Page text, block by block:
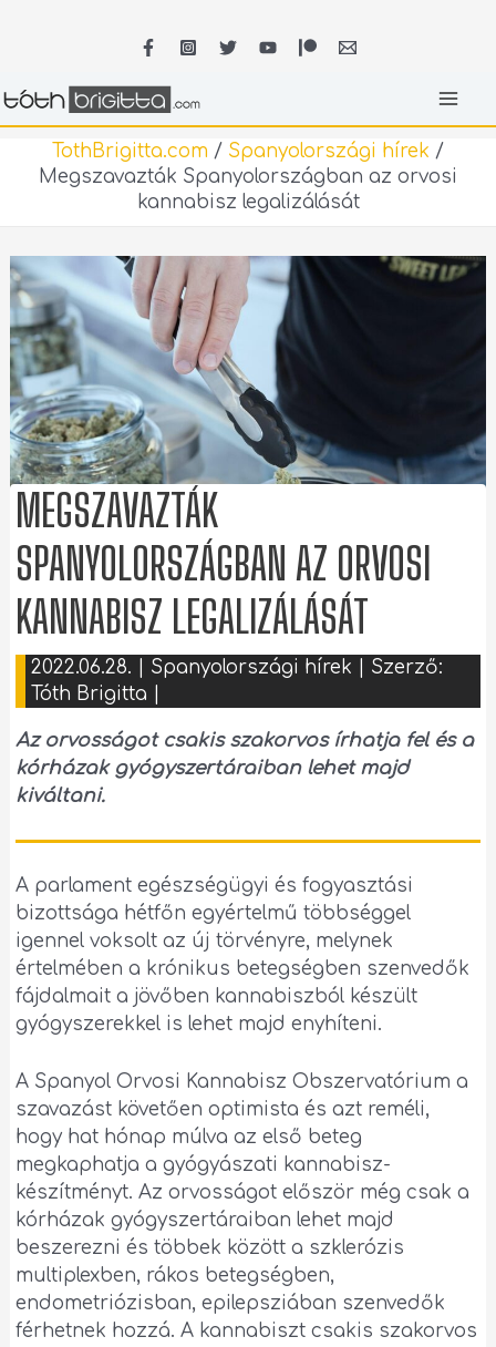
TothBrigitta.com / Spanyolországi hírek /
Megszavazták Spanyolországban az orvosi
kannabisz legalizálását
MEGSZAVAZTÁK
SPANYOLORSZÁGBAN AZ ORVOSI
KANNABISZ LEGALIZÁLÁSÁT
2022.06.28. Spanyolországi hírek | Szerző:
Tóth Brigitta
Az orvosságot csakis szakorvos írhatja fel és a
kórházak gyógyszertáraiban lehet majd
kiváltani.
A parlament egészségügyi és fogyasztási
bizottsága hétfőn egyértelmű többséggel
igennel voksolt az új törvényre, melynek
értelmében a krónikus betegségben szenvedők
fájdalmait a jövőben kannabiszból készült
gyógyszerekkel is lehet majd enyhíteni.
A Spanyol Orvosi Kannabisz Obszervatórium a
szavazást követően optimista és azt reméli,
hogy hat hónap múlva az első beteg
megkaphatja a gyógyászati kannabisz-
készítményt. Az orvosságot először még csak a
kórházak gyógyszertáraiban lehet majd
beszerezni és többek között a szklerózis
multiplexben, rákos betegségben,
endometriózisban, epilepsziában szenvedők
férhetnek hozzá. A kannabiszt csakis szakorvos